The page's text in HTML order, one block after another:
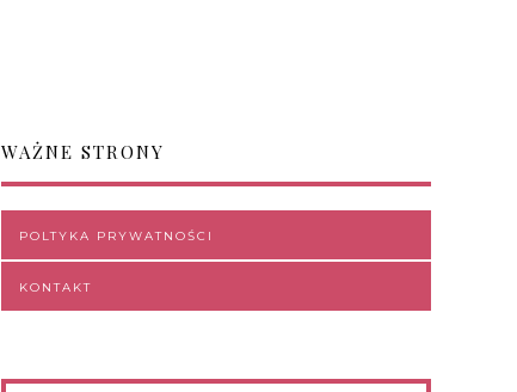
WAŻNE STRONY
POLTYKA PRYWATNOŚCI
KONTAKT